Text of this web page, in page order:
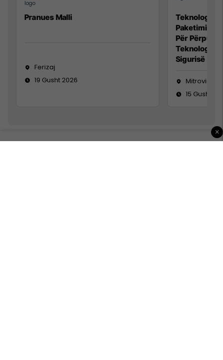
Pranues Malli
Ferizaj
19 Gusht 2026
Teknolog/e
Paketimin e
Për
Teknolog/e
Sigurisë së
Mitrovicë
15 Gusht
×